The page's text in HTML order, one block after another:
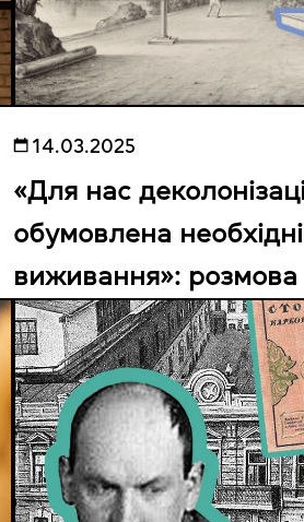
14.03.2025
«Для нас
обумовлена
виживання»: розмова
Савченком про
спадщину й музей